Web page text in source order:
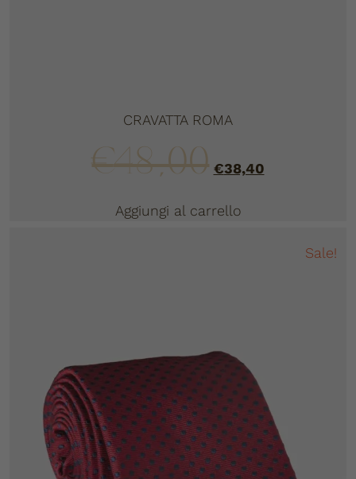
CRAVATTA ROMA
€48,00 €38,40
Aggiungi al carrello
Sale!